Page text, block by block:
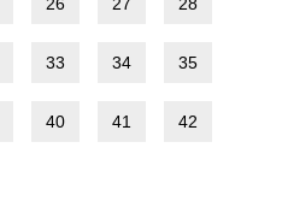
33 34 35
40 41 42